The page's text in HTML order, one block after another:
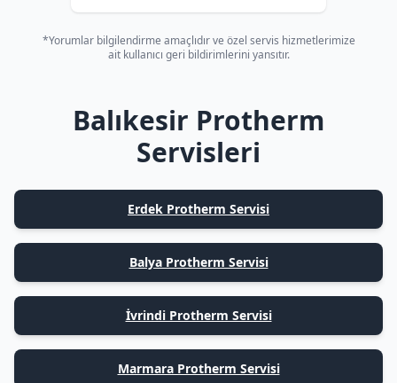
*Yorumlar bilgilendirme amaçlıdır ve özel servis hizmetlerimize
ait kullanıcı geri bildirimlerini yansıtır.
Balıkesir Protherm
Servisleri
Erdek Protherm Servisi
Balya Protherm Servisi
İvrindi Protherm Servisi
Marmara Protherm Servisi